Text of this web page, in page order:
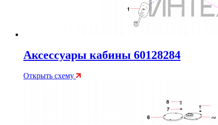
Аксессуары кабины 60128284
Открыть схему